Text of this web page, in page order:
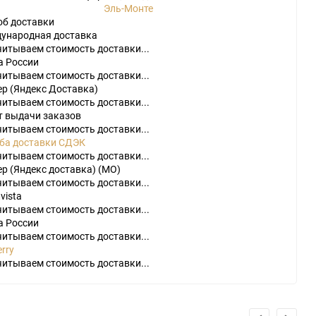
Игры[175] Аксессуары
[1] Игры[30] Аксессуары
Эль-Монте
доставки
доставка
стоимость доставки...
России
стоимость доставки...
(Яндекс Доставка)
стоимость доставки...
выдачи заказов
стоимость доставки...
доставки СДЭК
стоимость доставки...
(Яндекс доставка) (МО)
стоимость доставки...
стоимость доставки...
России
стоимость доставки...
стоимость доставки...